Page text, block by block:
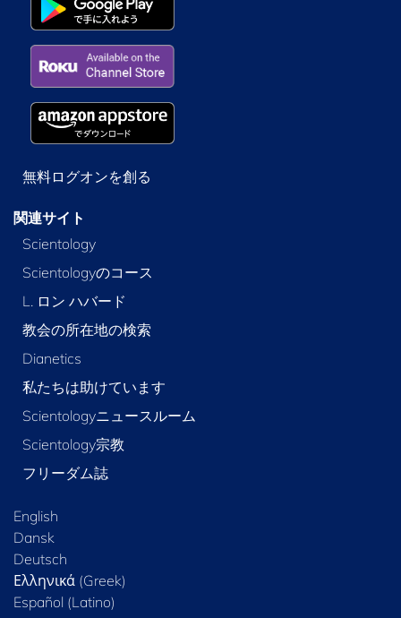
無料ログオンを創る
関連サイト
Scientology
Scientologyのコース
L. ロン ハバード
教会の所在地の検索
Dianetics
私たちは助けています
Scientologyニュースルーム
Scientology宗教
フリーダム誌
English
Dansk
Deutsch
Ελληνικά (Greek)
Español (Latino)